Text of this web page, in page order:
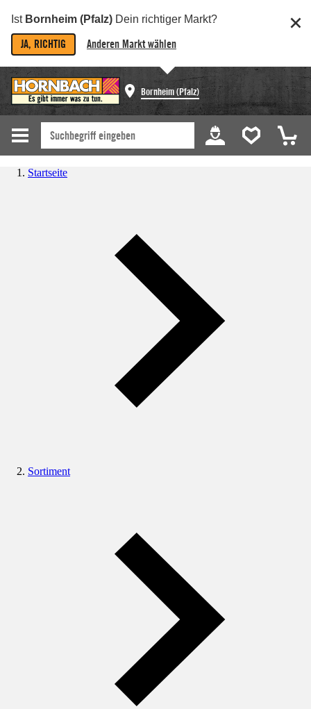
Ist Bornheim (Pfalz) Dein richtiger Markt?
JA, RICHTIG Anderen Markt wählen
Bornheim (Pfalz)
Startseite
Sortiment